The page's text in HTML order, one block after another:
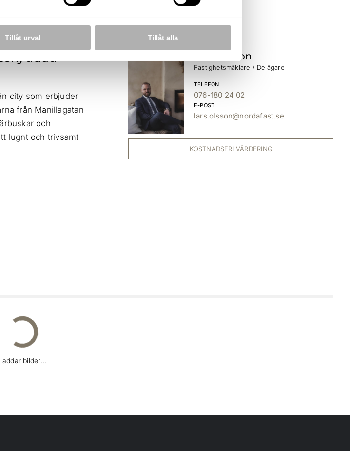
Tillåt urval Tillåt alla
city som erbjuder
från Manillagatan
och
lugnt och trivsamt
Lars Olsson
Fastighetsmäklare / Delägare
TELEFON
076-180 24 02
E-POST
lars.olsson@nordafast.se
KOSTNADSFRI VÄRDERING
bilder...